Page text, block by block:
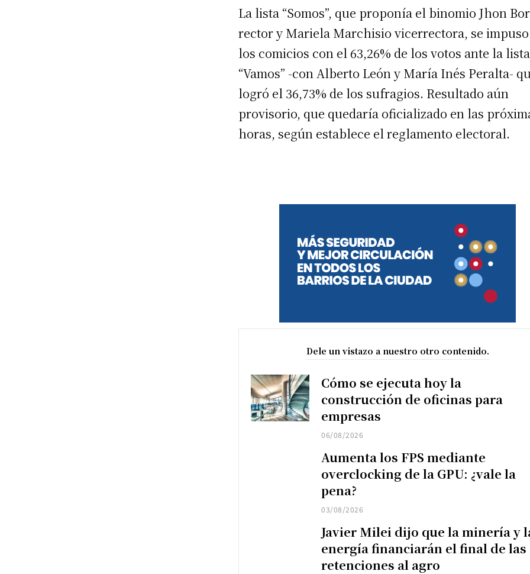
La lista “Somos”, que proponía el binomio Jhon
rector y Mariela Marchisio vicerrectora, se impuso
los comicios con el 63,26% de los votos ante la lista
“Vamos” -con Alberto León y María Inés Peralta-
logró el 36,73% de los sufragios. Resultado aún
provisorio, que quedaría oficializado en las
horas, según establece el reglamento electoral.
Dele un vistazo a nuestro otro contenido.
Cómo se ejecuta hoy la
construcción de oficinas para
empresas
06/08/2026
Aumenta los FPS mediante
overclocking de la GPU: ¿vale la
pena?
03/08/2026
Javier Milei dijo que la minería y
energía financiarán el final de las
retenciones al agro